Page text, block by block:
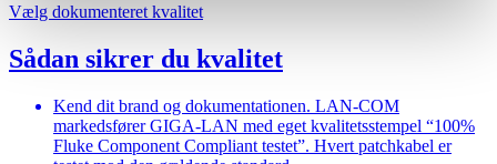
Vælg dokumenteret kvalitet
Sådan sikrer du kvalitet
Kend dit brand og dokumentationen. LAN-COM
markedsfører GIGA-LAN med eget kvalitetsstempel “100%
Fluke Component Compliant testet”. Hvert patchkabel er